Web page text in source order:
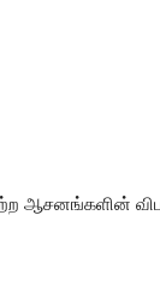
ஆசனங்களின்